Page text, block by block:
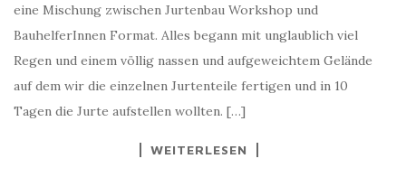
eine Mischung zwischen Jurtenbau Workshop und
BauhelferInnen Format. Alles begann mit unglaublich viel
Regen und einem völlig nassen und aufgeweichtem Gelände
auf dem wir die einzelnen Jurtenteile fertigen und in 10
Tagen die Jurte aufstellen wollten. […]
WEITERLESEN